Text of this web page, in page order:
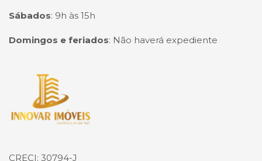
Sábados: 9h às 15h
Domingos e feriados: Não haverá expediente
Página inicial
CRECI: 30794-J